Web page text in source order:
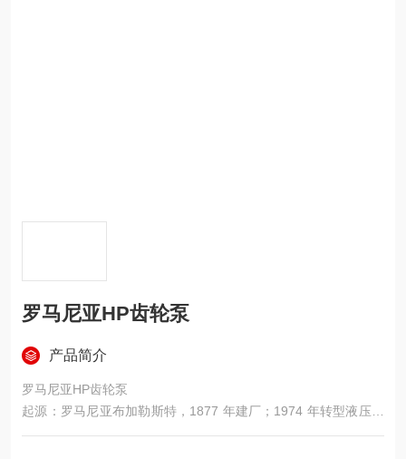
罗马尼亚HP齿轮泵
产品简介
罗马尼亚HP齿轮泵
起源：罗马尼亚布加勒斯特，1877 年建厂；1974 年转型液压；
1970 年代中期获德国力士乐 Rexroth 技术授权，生产 1PF2G2/